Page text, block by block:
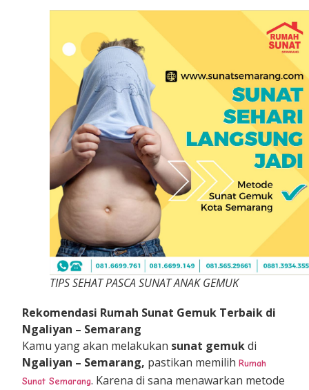
TIPS SEHAT PASCA SUNAT ANAK GEMUK
Rekomendasi Rumah Sunat Gemuk Terbaik di
Ngaliyan – Semarang
Kamu yang akan melakukan sunat gemukdi
Ngaliyan – Semarang, pastikan memilihRumah
Sunat Semarang. Karena di sana menawarkan metode